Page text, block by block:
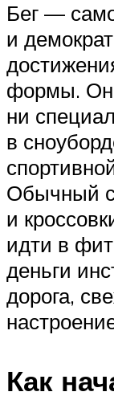
Бег —
и
формы. Он
ни
в
Обычный
и
идти в
деньги
дорога,
Как